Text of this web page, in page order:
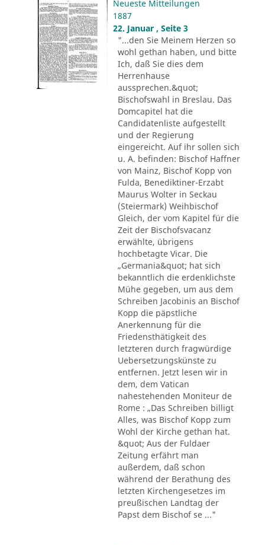
Neueste Mitteilungen
1887
22. Januar , Seite 3
"...den Sie Meinem Herzen so
wohl gethan haben, und bitte
Ich, daß Sie dies dem
Herrenhause
aussprechen.&quot;
Bischofswahl in Breslau. Das
Domcapitel hat die
Candidatenliste aufgestellt
und der Regierung
eingereicht. Auf ihr sollen sich
u. A. befinden: Bischof Haffner
von Mainz, Bischof Kopp von
Fulda, Benediktiner-Erzabt
Maurus Wolter in Seckau
(Steiermark) Weihbischof
Gleich, der vom Kapitel für die
Zeit der Bischofsvacanz
erwählte, übrigens
hochbetagte Vicar. Die
„Germania&quot; hat sich
bekanntlich die erdenklichste
Mühe gegeben, um aus dem
Schreiben Jacobinis an Bischof
Kopp die päpstliche
Anerkennung für die
Friedensthätigkeit des
letzteren durch fragwürdige
Uebersetzungskünste zu
entfernen. Jetzt lesen wir in
dem, dem Vatican
nahestehenden Moniteur de
Rome : „Das Schreiben billigt
Alles, was Bischof Kopp zum
Wohl der Kirche gethan hat.
&quot; Aus der Fuldaer
Zeitung erfährt man
außerdem, daß schon
während der Berathung des
letzten Kirchengesetzes im
preußischen Landtag der
Papst dem Bischof se ..."